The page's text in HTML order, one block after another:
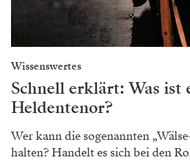
Wissenswertes
Schnell erklärt: Was ist
Heldentenor?
Wer kann die sogenannten
halten? Handelt es sich bei den